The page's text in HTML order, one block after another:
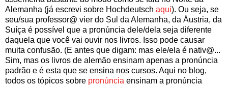
Alemanha (já escrevi sobre Hochdeutsch aqui). Ou seja, se
seu/sua professor@ vier do Sul da Alemanha, da Áustria, da
Suíça é possível que a pronúncia dele/dela seja diferente
daquela que você vai ouvir nos livros. Isso pode causar
muita confusão. (E antes que digam: mas ele/ela é nativ@...
Sim, mas os livros de alemão ensinam apenas a pronúncia
padrão e é esta que se ensina nos cursos. Aqui no blog,
todos os tópicos sobre pronúncia ensinam a pronúncia